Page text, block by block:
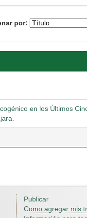
por:
en los Últimos
Publicar
Como agregar mis